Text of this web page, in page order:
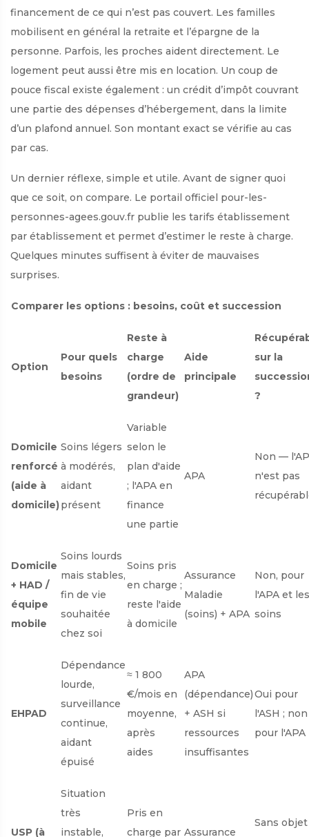
financement de ce qui n’est pas couvert. Les familles
mobilisent en général la retraite et l’épargne de la
personne. Parfois, les proches aident directement. Le
logement peut aussi être mis en location. Un coup de
pouce fiscal existe également : un crédit d’impôt couvrant
une partie des dépenses d’hébergement, dans la limite
d’un plafond annuel. Son montant exact se vérifie au cas
par cas.
Un dernier réflexe, simple et utile. Avant de signer quoi
que ce soit, on compare. Le portail officiel pour-les-
personnes-agees.gouv.fr publie les tarifs établissement
par établissement et permet d’estimer le reste à charge.
Quelques minutes suffisent à éviter de mauvaises
surprises.
Comparer les options : besoins, coût et succession
Option
Pour quels
besoins
Reste à
charge
(ordre de
grandeur)
Aide
principale
sur la
?
Domicile
renforcé
(aide à
domicile)
Soins légers
à modérés,
aidant
présent
Variable
selon le
plan d'aide
; l'APA en
finance
une partie
APA
Non —
n'est pas
Domicile
+ HAD /
équipe
mobile
Soins lourds
mais stables,
fin de vie
souhaitée
chez soi
Soins pris
en charge ;
reste l'aide
à domicile
Assurance
Maladie
(soins) + APA
Non, pour
l'APA et les
soins
EHPAD
Dépendance
lourde,
surveillance
continue,
aidant
épuisé
≈ 1 800
€/mois en
moyenne,
après
aides
APA
(dépendance)
+ ASH si
ressources
insuffisantes
Oui pour
l'ASH ; non
pour l'APA
USP (à
Situation
très
instable,
Pris en
charge par Assurance
Sans objet